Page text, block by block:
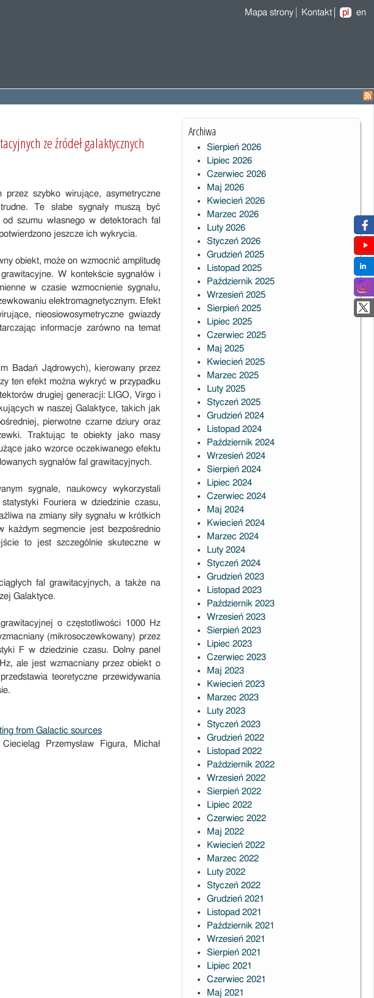
Mapa strony Kontakt pl en
ze źródeł galaktycznych
przez szybko wirujące, asymetryczne
Te słabe sygnały muszą być
szumu własnego w detektorach fal
jeszcze ich wykrycia.
obiekt, może on wzmocnić amplitudę
W kontekście sygnałów i
w czasie wzmocnienie sygnału,
elektromagnetycznym. Efekt
nieosiowosymetryczne gwiazdy
informacje zarówno na temat
Badań Jądrowych), kierowany przez
ten efekt można wykryć w przypadku
drugiej generacji: LIGO, Virgo i
w naszej Galaktyce, takich jak
pierwotne czarne dziury oraz
Traktując te obiekty jako masy
jako wzorce oczekiwanego efektu
sygnałów fal grawitacyjnych.
sygnale, naukowcy wykorzystali
Fouriera w dziedzinie czasu,
na zmiany siły sygnału w krótkich
każdym segmencie jest bezpośrednio
to jest szczególnie skuteczne w
fal grawitacyjnych, a także na
Galaktyce.
o częstotliwości 1000 Hz
(mikrosoczewkowany) przez
F w dziedzinie czasu. Dolny panel
ale jest wzmacniany przez obiekt o
teoretyczne przewidywania
from Galactic sources
Przemysław Figura, Michał
Archiwa
Sierpień 2026
Lipiec 2026
Czerwiec 2026
Maj 2026
Kwiecień 2026
Marzec 2026
Luty 2026
Styczeń 2026
Grudzień 2025
Listopad 2025
Październik 2025
Wrzesień 2025
Sierpień 2025
Lipiec 2025
Czerwiec 2025
Maj 2025
Kwiecień 2025
Marzec 2025
Luty 2025
Styczeń 2025
Grudzień 2024
Listopad 2024
Październik 2024
Wrzesień 2024
Sierpień 2024
Lipiec 2024
Czerwiec 2024
Maj 2024
Kwiecień 2024
Marzec 2024
Luty 2024
Styczeń 2024
Grudzień 2023
Listopad 2023
Październik 2023
Wrzesień 2023
Sierpień 2023
Lipiec 2023
Czerwiec 2023
Maj 2023
Kwiecień 2023
Marzec 2023
Luty 2023
Styczeń 2023
Grudzień 2022
Listopad 2022
Październik 2022
Wrzesień 2022
Sierpień 2022
Lipiec 2022
Czerwiec 2022
Maj 2022
Kwiecień 2022
Marzec 2022
Luty 2022
Styczeń 2022
Grudzień 2021
Listopad 2021
Październik 2021
Wrzesień 2021
Sierpień 2021
Lipiec 2021
Czerwiec 2021
Maj 2021